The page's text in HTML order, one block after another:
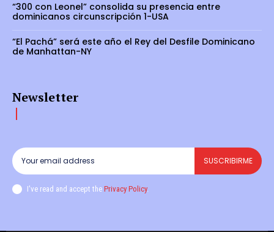
“300 con Leonel” consolida su presencia entre
dominicanos circunscripción 1-USA
“El Pachá” será este año el Rey del Desfile Dominicano
de Manhattan-NY
Newsletter
SUSCRIBIRME
I've read and accept the Privacy Policy.